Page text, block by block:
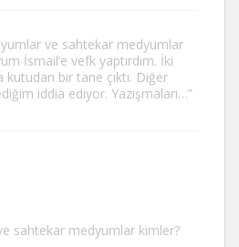
ve sahtekar medyumlar
İsmail’e vefk yaptırdım. İki
kutudan bir tane çıktı. Diğer
iddia ediyor. Yazışmaları…”
sahtekar medyumlar kimler?